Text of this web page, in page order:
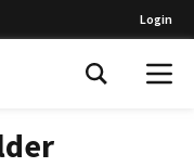
Login